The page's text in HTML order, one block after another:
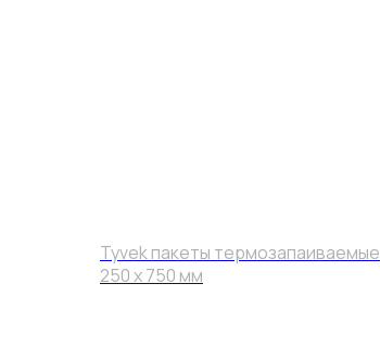
Tyvek пакеты термозапаиваемые
250 x 750 мм